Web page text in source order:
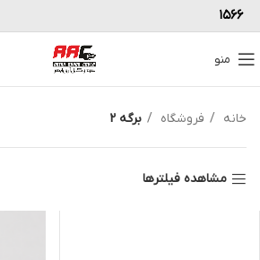
۱۵۶۶
منو
خانه فروشگاه برگه 3
مشاهده فیلترها